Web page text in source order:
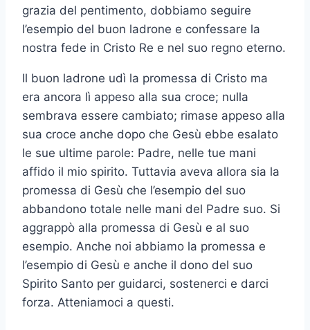
grazia del pentimento, dobbiamo seguire
l’esempio del buon ladrone e confessare la
nostra fede in Cristo Re e nel suo regno eterno.
Il buon ladrone udì la promessa di Cristo ma
era ancora lì appeso alla sua croce; nulla
sembrava essere cambiato; rimase appeso alla
sua croce anche dopo che Gesù ebbe esalato
le sue ultime parole: Padre, nelle tue mani
affido il mio spirito. Tuttavia aveva allora sia la
promessa di Gesù che l’esempio del suo
abbandono totale nelle mani del Padre suo. Si
aggrappò alla promessa di Gesù e al suo
esempio. Anche noi abbiamo la promessa e
l’esempio di Gesù e anche il dono del suo
Spirito Santo per guidarci, sostenerci e darci
forza. Atteniamoci a questi.